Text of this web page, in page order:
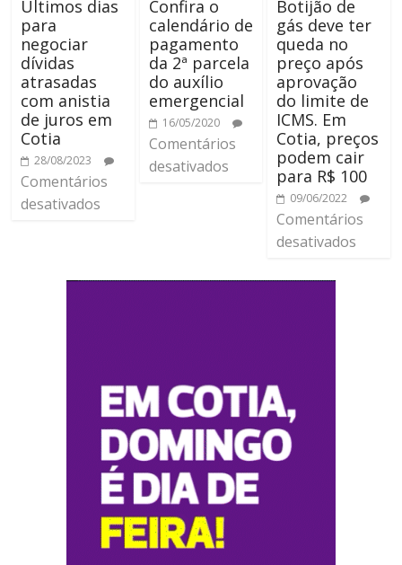
Últimos dias
para
negociar
dívidas
atrasadas
com anistia
de juros em
Cotia
28/08/2023
Comentários
desativados
Confira o
calendário de
pagamento
da 2ª parcela
do auxílio
emergencial
16/05/2020
Comentários
desativados
Botijão de
gás deve ter
queda no
preço após
aprovação
do limite de
ICMS. Em
Cotia, preços
podem cair
para R$ 100
09/06/2022
Comentários
desativados